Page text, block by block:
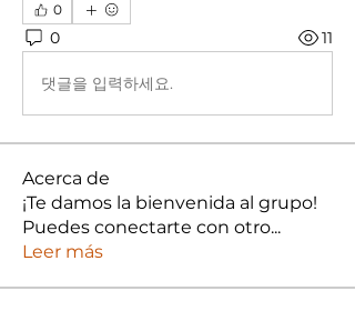
0
0 11
댓글을 입력하세요.
Acerca de
¡Te damos la bienvenida al grupo!
Puedes conectarte con otro...
Leer más